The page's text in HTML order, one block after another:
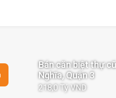
Bán căn biệt thự
Nghĩa, Quận 3
218,0 Tỷ VND